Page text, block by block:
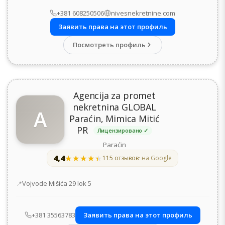
+381 608250506
nivesnekretnine.com
Заявить права на этот профиль
Посмотреть профиль
A
Agencija za promet
nekretnina GLOBAL
Paraćin, Mimica Mitić
PR
Лицензировано ✓
Paraćin
4,4★★★★★
★★★★★ 115 отзывов· на Google
Адрес
Vojvode Mišića 29 lok 5
+381 35563783
Заявить права на этот профиль